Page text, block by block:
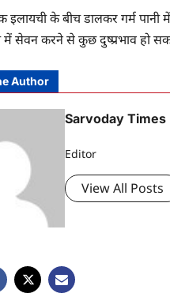
इलायची के बीच डालकर गर्म
में सेवन करने से कुछ दुष्प्रभाव हो
Author
Sarvoday Times
Editor
View All Posts